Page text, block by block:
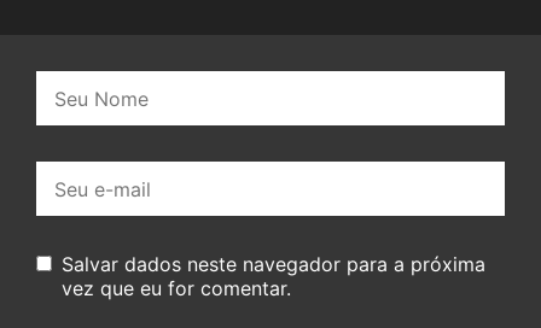
mail:
Salvar dados neste navegador para a próxima
vez que eu for comentar.